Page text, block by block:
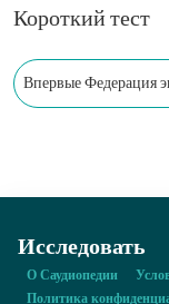
Короткий тест
Впервые Федерация
Исследовать
О Саудиопедии
Политика